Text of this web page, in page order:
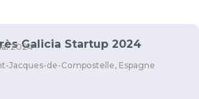
Galicia Startup 2024
2024
Jacques-de-Compostelle, Espagne